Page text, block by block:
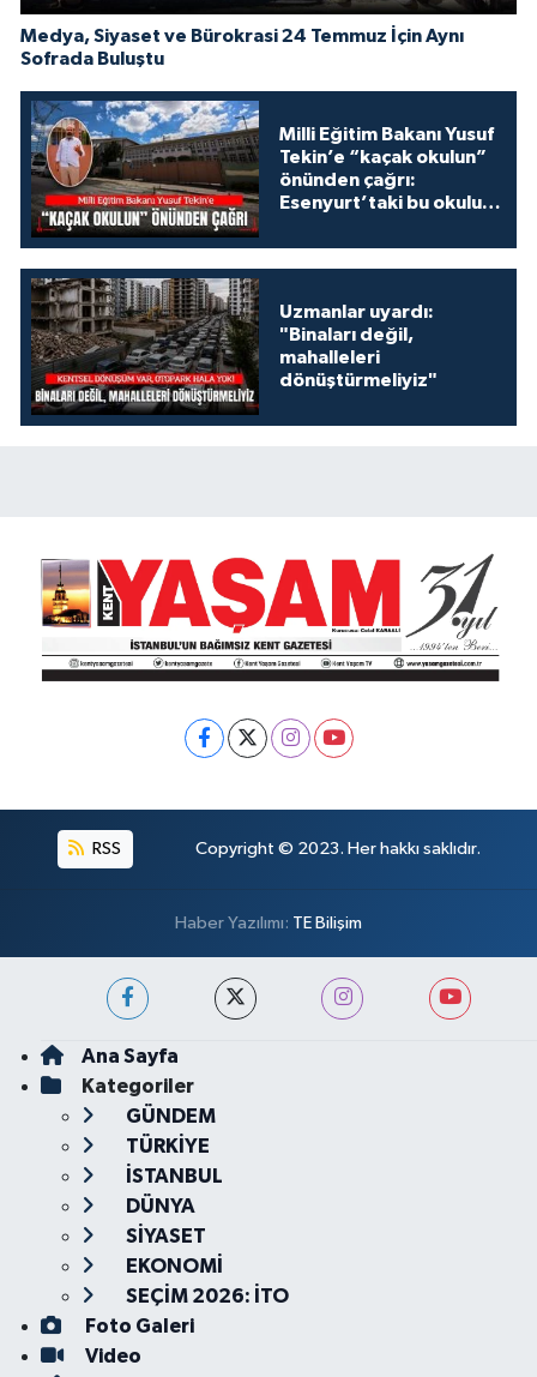
Medya, Siyaset ve Bürokrasi 24 Temmuz İçin Aynı
Sofrada Buluştu
Milli Eğitim Bakanı Yusuf
Tekin’e “kaçak okulun”
önünden çağrı:
Esenyurt’taki bu okulu
Uzmanlar uyardı:
"Binaları değil,
mahalleleri
dönüştürmeliyiz"
RSS Copyright © 2023. Her hakkı saklıdır.
Haber Yazılımı: TE Bilişim
Ana Sayfa
Kategoriler
GÜNDEM
TÜRKİYE
İSTANBUL
DÜNYA
SİYASET
EKONOMİ
SEÇİM 2026: İTO
Foto Galeri
Video